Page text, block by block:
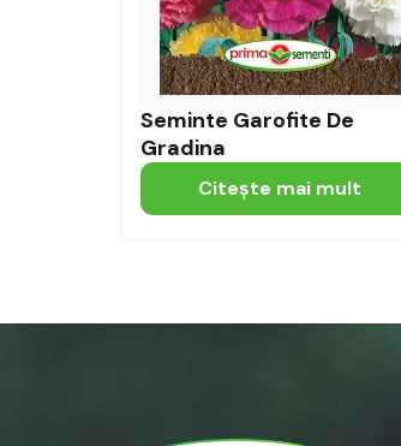
Seminte Garofite De
Gradina
Citeşte mai mult